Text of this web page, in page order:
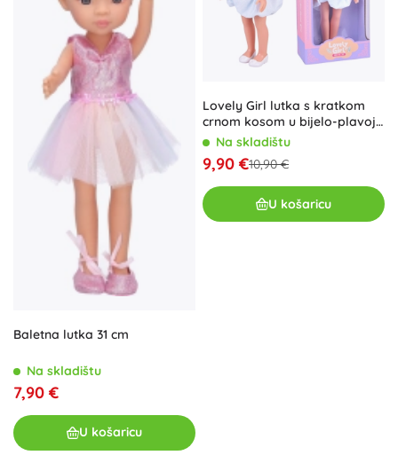
Baletna lutka 31 cm
Na skladištu
7,90 €
U košaricu
Lovely Girl lutka s kratkom
crnom kosom u bijelo-plavoj
haljini 33 cm
Na skladištu
9,90 €10,90 €
U košaricu